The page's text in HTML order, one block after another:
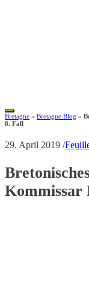
Toggle
navigation
Bretagne » Bretagne Blog »
8. Fall
29. April 2019 /
Kommissar